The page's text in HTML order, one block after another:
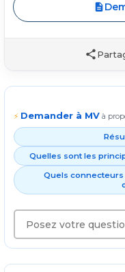
⚡ Demander à MV à
Quelles sont les
Quels